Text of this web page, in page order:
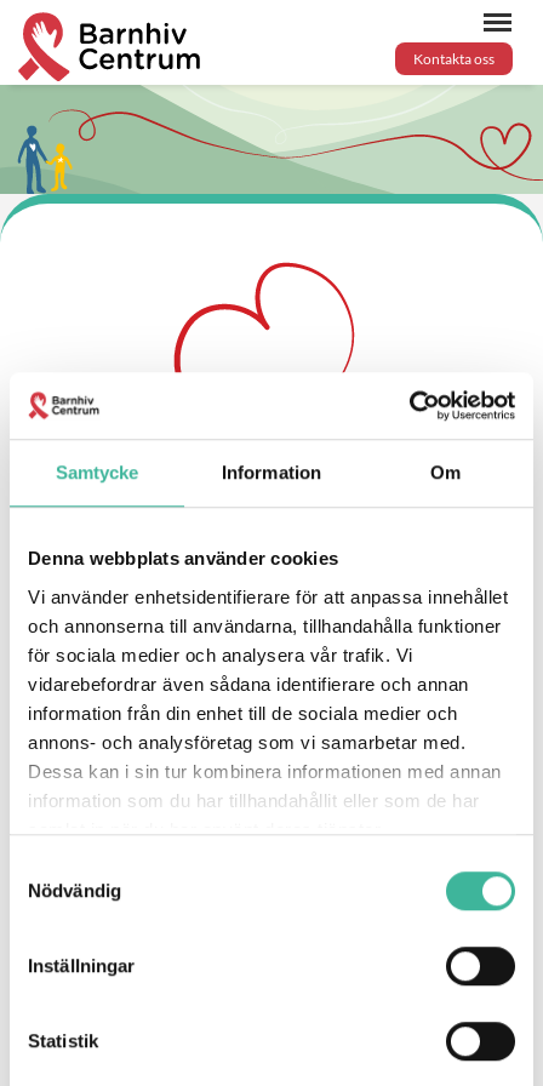
Samtycke Information Om
Denna webbplats använder cookies
Vi använder enhetsidentifierare för att anpassa innehållet
och annonserna till användarna, tillhandahålla funktioner
för sociala medier och analysera vår trafik. Vi
vidarebefordrar även sådana identifierare och annan
information från din enhet till de sociala medier och
annons- och analysföretag som vi samarbetar med.
Dessa kan i sin tur kombinera informationen med annan
information som du har tillhandahållit eller som de har
samlat in när du har använt deras tjänster.
Nödvändig
Inställningar
Statistik
Kontakta oss
Adoption
Varje år kommer det barn till Sverige genom
adoption. En del av dessa barn har olika
Inför adoption av ett barn med hiv är familjen välkommen
och svar på frågor. I samband med barnbesked kan vi bistå
med en genomgång av barnet medicinska journal från